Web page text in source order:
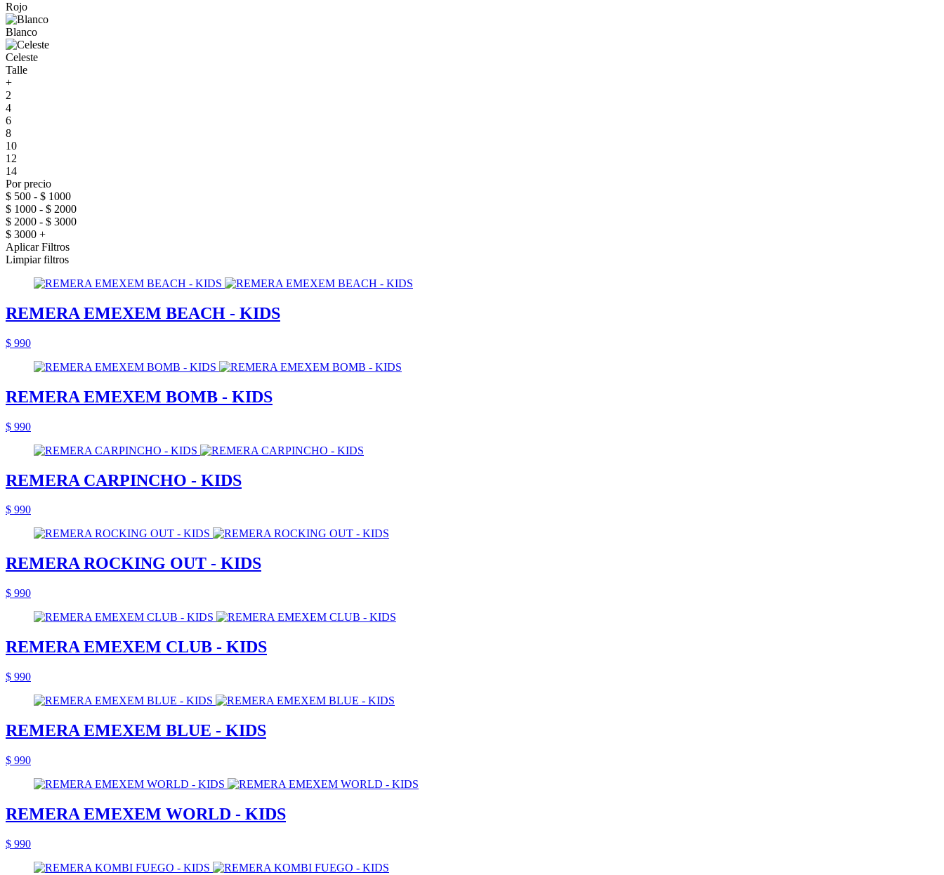
Rojo
Blanco
Celeste
Talle
+
2
4
6
8
10
12
14
Por precio
$ 500 - $ 1000
$ 1000 - $ 2000
$ 2000 - $ 3000
$ 3000 +
Aplicar Filtros
Limpiar filtros
REMERA EMEXEM BEACH - KIDS
$ 990
REMERA EMEXEM BOMB - KIDS
$ 990
REMERA CARPINCHO - KIDS
$ 990
REMERA ROCKING OUT - KIDS
$ 990
REMERA EMEXEM CLUB - KIDS
$ 990
REMERA EMEXEM BLUE - KIDS
$ 990
REMERA EMEXEM WORLD - KIDS
$ 990